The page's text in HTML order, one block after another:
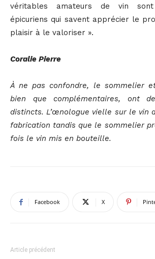
véritables amateurs de vin
épicuriens qui savent apprécier le
plaisir à le valoriser ».
Coralie Pierre
À ne pas confondre, le sommelier
bien que complémentaires, ont
distincts. L’œnologue vielle sur le vin
fabrication tandis que le sommelier
fois le vin mis en bouteille.
Facebook X
Article précédent